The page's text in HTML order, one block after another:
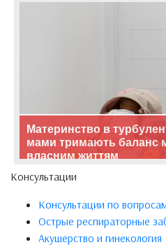
Материнство в
мами тримають баланс
власним життям
Консультации
Консультации по
Острые респираторные
Акушерство и гинекология